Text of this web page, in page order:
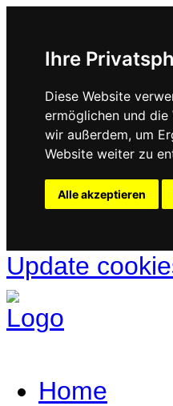
Ihre
Diese Website
ermöglichen und die
wir außerdem, um
Website weiter zu
Alle akzeptieren
Update
Home